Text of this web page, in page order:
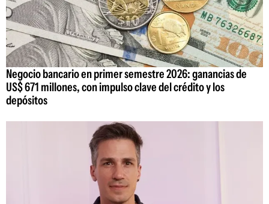
Negocio bancario en primer semestre 2026: ganancias de
US$ 671 millones, con impulso clave del crédito y los
depósitos